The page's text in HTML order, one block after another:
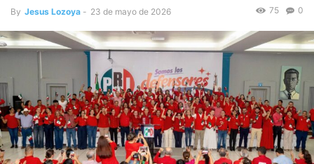
By Jesus Lozoya - 23 de mayo de 2026 0
75